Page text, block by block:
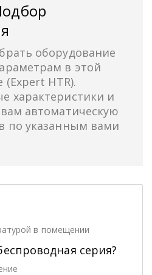
оборудование
в этой
HTR).
характеристики и
автоматическую
по указанным вами
в помещении
серия?